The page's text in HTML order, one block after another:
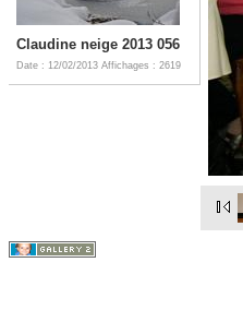
Claudine neige 2013 056
Date : 12/02/2013 Affichages : 2619